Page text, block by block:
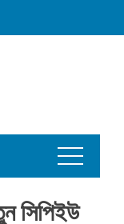
সিপিইউ